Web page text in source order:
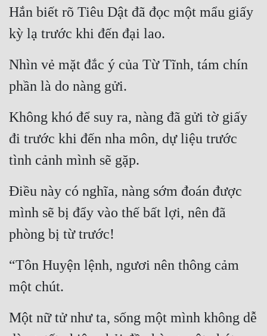
Phong Thủy - Tâm Linh
Phương Tây
Phản Phái
Quan Trường
Quân Sự
Sảng Văn
Sắc
Sủng
Thanh Xuân
Tiên Hiệp
Tiểu Thuyết
Hắn biết rõ Tiêu Dật đã đọc một mẩu giấy
kỳ lạ trước khi đến đại lao.
Nhìn vẻ mặt đắc ý của Từ Tĩnh, tám chín
phần là do nàng gửi.
Không khó để suy ra, nàng đã gửi tờ giấy
đi trước khi đến nha môn, dự liệu trước
tình cảnh mình sẽ gặp.
Điều này có nghĩa, nàng sớm đoán được
mình sẽ bị đẩy vào thế bất lợi, nên đã
phòng bị từ trước!
“Tôn Huyện lệnh, ngươi nên thông cảm
một chút.
Một nữ tử như ta, sống một mình không dễ